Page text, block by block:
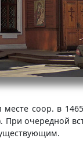
coop. в
очередной